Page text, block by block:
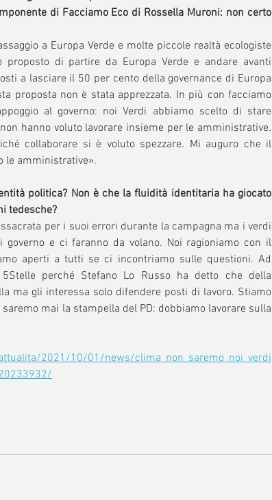
di Facciamo Eco di Rossella Muroni: non certo
a Europa Verde e molte piccole realtà ecologiste
proposto di partire da Europa Verde e andare avanti
a lasciare il 50 per cento della governance di Europa
proposta non è stata apprezzata. In più con facciamo
al governo: noi Verdi abbiamo scelto di stare
hanno voluto lavorare insieme per le amministrative.
collaborare si è voluto spezzare. Mi auguro che il
le amministrative».
politica? Non è che la fluidità identitaria ha giocato
tedesche?
per i suoi errori durante la campagna ma i verdi
governo e ci faranno da volano. Noi ragioniamo con il
aperti a tutti se ci incontriamo sulle questioni. Ad
perché Stefano Lo Russo ha detto che della
ma gli interessa solo difendere posti di lavoro. Stiamo
mai la stampella del PD: dobbiamo lavorare sulla
2021/10/01/news/clima_non_saremo_noi_verdi